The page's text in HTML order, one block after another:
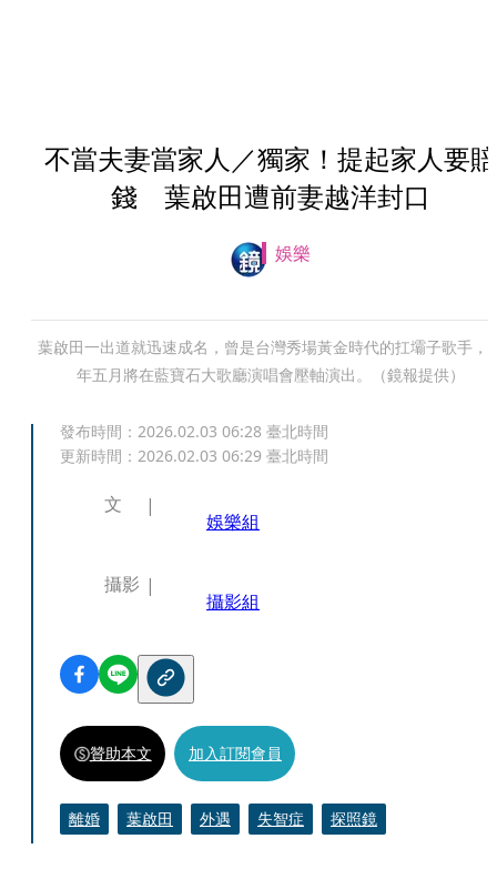
不當夫妻當家人／獨家！提起家人要賠
錢 葉啟田遭前妻越洋封口
娛樂
葉啟田一出道就迅速成名，曾是台灣秀場黃金時代的扛壩子歌手，
年五月將在藍寶石大歌廳演唱會壓軸演出。（鏡報提供）
發布時間： 2026.02.03 06:28 臺北時間
更新時間： 2026.02.03 06:29 臺北時間
文
娛樂組
攝影
攝影組
贊助本文 加入訂閱會員
離婚 葉啟田 外遇 失智症 探照鏡